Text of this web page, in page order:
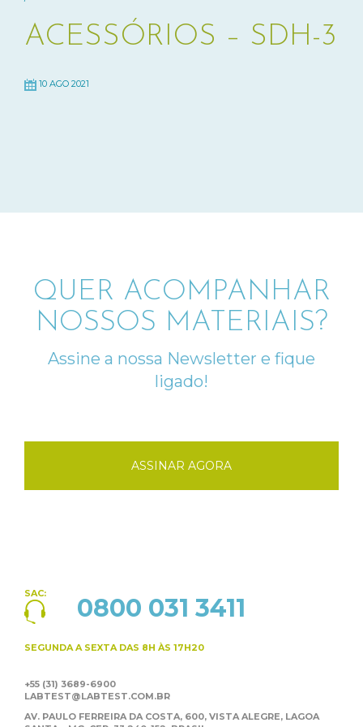
ACESSÓRIOS – SDH-3
10 AGO 2021
QUER ACOMPANHAR
NOSSOS MATERIAIS?
Assine a nossa Newsletter e fique
ligado!
ASSINAR AGORA
SAC: 0800 031 3411
SEGUNDA A SEXTA DAS 8H ÀS 17H20
+55 (31) 3689-6900
LABTEST@LABTEST.COM.BR
AV. PAULO FERREIRA DA COSTA, 600, VISTA ALEGRE, LAGOA